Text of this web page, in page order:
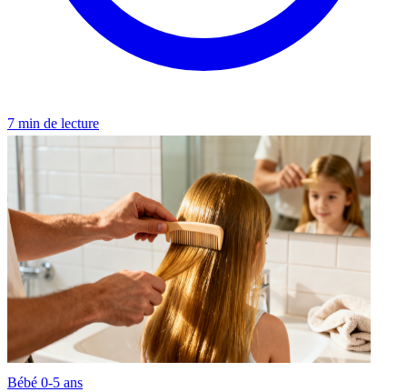
7 min de lecture
Bébé 0-5 ans